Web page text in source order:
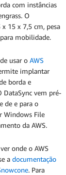
com instâncias
O
15 x 7,5 cm, pesa
mobilidade.
usar o AWS
implantar
borda e
DataSync vem pré-
de e para o
Windows File
da AWS.
onde o AWS
a documentação
. Para